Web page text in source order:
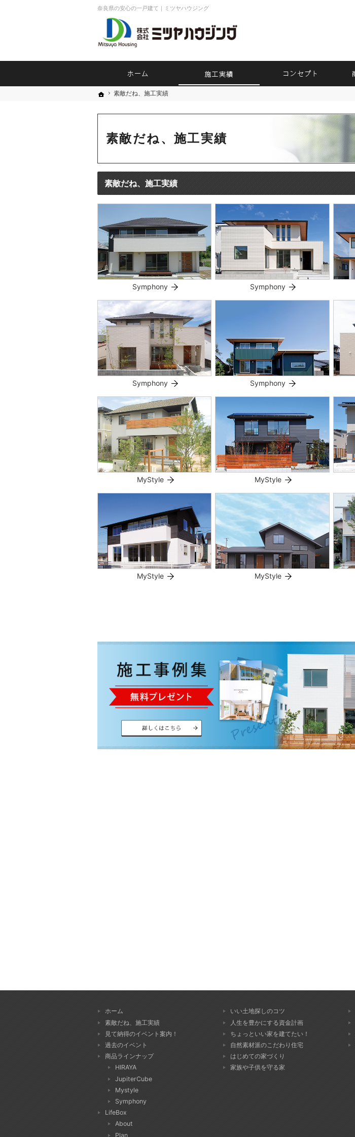
ホーム
素敵だね、施工実績
素敵だね、施工実績
奈良県の安心の一戸建て｜ミツヤハウジング
素敵だね、施工実績
Symphony Symphony
Symphony Symphony
MyStyle MyStyle
MyStyle MyStyle
ホーム
素敵だね、施工実績
ホーム
素敵だね、施工実績
見て納得のイベント案内！
過去のイベント
商品ラインナップ
HIRAYA
JupiterCube
Mystyle
Symphony
LifeBox
About
Plan
いい土地探しのコツ
人生を豊かにする資金計画
ちょっといい家を建てたい！
自然素材派のこだわり住宅
はじめての家づくり
家族や子供を守る家